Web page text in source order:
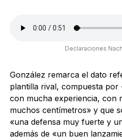
Declaraciones
González remarca el dato
plantilla rival, compuesta por
con mucha experiencia, con
muchos centímetros» y que
«una defensa muy fuerte y
además de «un buen